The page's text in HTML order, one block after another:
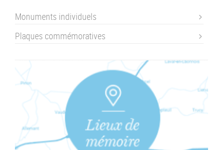
Monuments individuels
Plaques commémoratives